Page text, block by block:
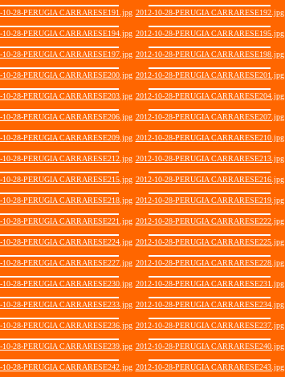
10-28-PERUGIA CARRARESE191.jpg 2012-10-28-PERUGIA CARRARESE192.jpg
10-28-PERUGIA CARRARESE194.jpg 2012-10-28-PERUGIA CARRARESE195.jpg
10-28-PERUGIA CARRARESE197.jpg 2012-10-28-PERUGIA CARRARESE198.jpg
10-28-PERUGIA CARRARESE200.jpg 2012-10-28-PERUGIA CARRARESE201.jpg
10-28-PERUGIA CARRARESE203.jpg 2012-10-28-PERUGIA CARRARESE204.jpg
10-28-PERUGIA CARRARESE206.jpg 2012-10-28-PERUGIA CARRARESE207.jpg
10-28-PERUGIA CARRARESE209.jpg 2012-10-28-PERUGIA CARRARESE210.jpg
10-28-PERUGIA CARRARESE212.jpg 2012-10-28-PERUGIA CARRARESE213.jpg
10-28-PERUGIA CARRARESE215.jpg 2012-10-28-PERUGIA CARRARESE216.jpg
10-28-PERUGIA CARRARESE218.jpg 2012-10-28-PERUGIA CARRARESE219.jpg
10-28-PERUGIA CARRARESE221.jpg 2012-10-28-PERUGIA CARRARESE222.jpg
10-28-PERUGIA CARRARESE224.jpg 2012-10-28-PERUGIA CARRARESE225.jpg
10-28-PERUGIA CARRARESE227.jpg 2012-10-28-PERUGIA CARRARESE228.jpg
10-28-PERUGIA CARRARESE230.jpg 2012-10-28-PERUGIA CARRARESE231.jpg
10-28-PERUGIA CARRARESE233.jpg 2012-10-28-PERUGIA CARRARESE234.jpg
10-28-PERUGIA CARRARESE236.jpg 2012-10-28-PERUGIA CARRARESE237.jpg
10-28-PERUGIA CARRARESE239.jpg 2012-10-28-PERUGIA CARRARESE240.jpg
10-28-PERUGIA CARRARESE242.jpg 2012-10-28-PERUGIA CARRARESE243.jpg